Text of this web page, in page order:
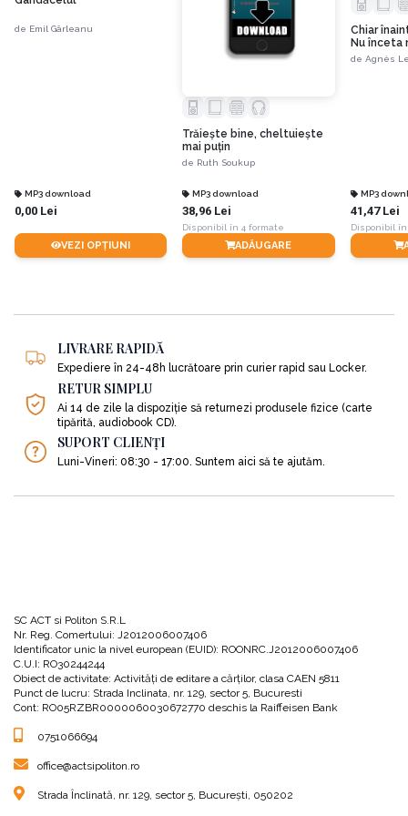
Georgia, unde a absolvit cu
magna cum laude
. Acum este şi un
binecunoscut autor de cărţi motivaţionale şi de dezvoltare personală.
de Emil Gârleanu
MP3 download
0,00 Lei
VEZI OPȚIUNI
Trăieşte bine, cheltuieşte
mai puţin
de Ruth Soukup
MP3 download
38,96 Lei
Disponibil în 4 formate
ADĂUGARE
Chiar
Nu înceta
în fericire!
de Agnès
MP3
41,47 Lei
Disponibil
LIVRARE RAPIDĂ
Expediere în 24-48h lucrătoare prin curier rapid sau Locker.
RETUR SIMPLU
Ai 14 de zile la dispoziție să returnezi produsele fizice (carte
tipărită, audiobook CD).
SUPORT CLIENȚI
Luni-Vineri: 08:30 - 17:00. Suntem aici să te ajutăm.
SC ACT si Politon S.R.L
Nr. Reg. Comertului: J2012006007406
Identificator unic la nivel european (EUID): ROONRC.J2012006007406
C.U.I: RO30244244
Obiect de activitate: Activităţi de editare a cărţilor, clasa CAEN 5811
Punct de lucru: Strada Inclinata, nr. 129, sector 5, Bucuresti
Cont: RO05RZBR0000060030672770 deschis la Raiffeisen Bank
0751066694
office@actsipoliton.ro
Strada Înclinată, nr. 129, sector 5, București, 050202